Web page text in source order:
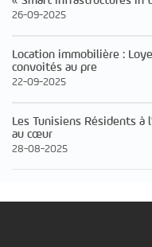
26-09-2025
Location immobilière :
convoités au pre
22-09-2025
Les Tunisiens Résidents à
au cœur
28-08-2025